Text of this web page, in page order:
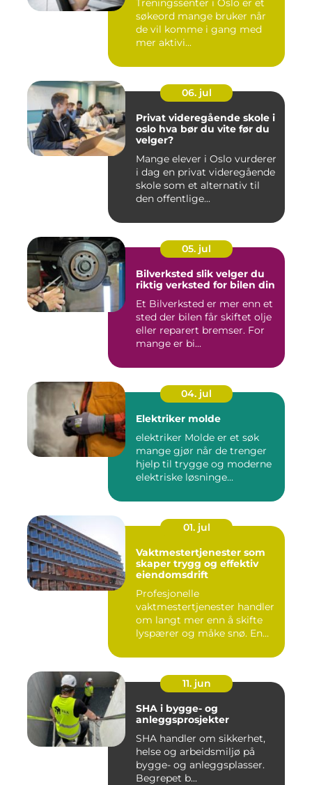
Treningssenter i Oslo er et
søkeord mange bruker når
de vil komme i gang med
mer aktivi...
06. jul
Privat videregående skole i
oslo hva bør du vite før du
velger?
Mange elever i Oslo vurderer
i dag en privat videregående
skole som et alternativ til
den offentlige...
05. jul
Bilverksted slik velger du
riktig verksted for bilen din
Et Bilverksted er mer enn et
sted der bilen får skiftet olje
eller reparert bremser. For
mange er bi...
04. jul
Elektriker molde
elektriker Molde er et søk
mange gjør når de trenger
hjelp til trygge og moderne
elektriske løsninge...
01. jul
Vaktmestertjenester som
skaper trygg og effektiv
eiendomsdrift
Profesjonelle
vaktmestertjenester handler
om langt mer enn å skifte
lyspærer og måke snø. En
11. jun
SHA i bygge- og
anleggsprosjekter
SHA handler om sikkerhet,
helse og arbeidsmiljø på
bygge- og anleggsplasser.
Begrepet b...